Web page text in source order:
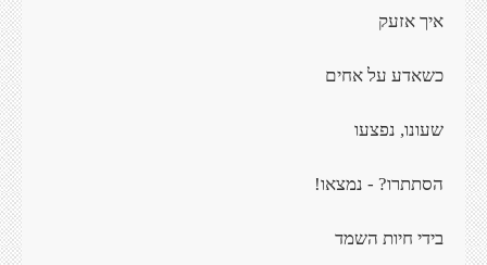
איך אזעק
כשאדע על אחים
שעונו, נפצעו
הסתתרו? - נמצאו!
בידי חיות השמד